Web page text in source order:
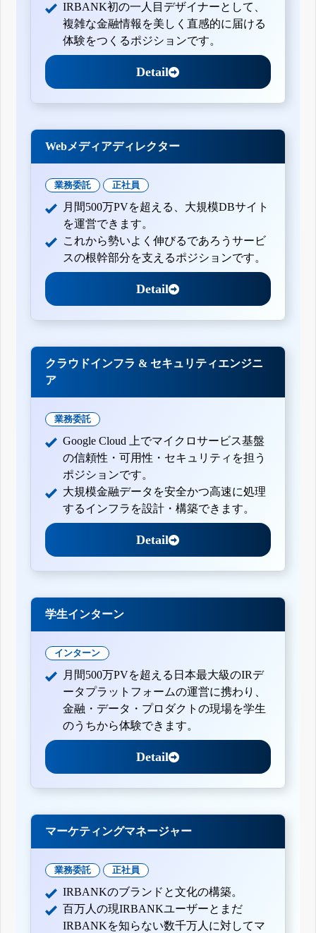
IRBANK初の一人目デザイナーとして、
複雑な金融情報を美しく直感的に届ける
体験をつくるポジションです。
Detail
Webメディアディレクター
業務委託 正社員
月間500万PVを超える、大規模DBサイト
を運営できます。
これから勢いよく伸びるであろうサービ
スの根幹部分を支えるポジションです。
Detail
クラウドインフラ & セキュリティエンジニ
ア
業務委託
Google Cloud 上でマイクロサービス基盤
の信頼性・可用性・セキュリティを担う
ポジションです。
大規模金融データを安全かつ高速に処理
するインフラを設計・構築できます。
Detail
学生インターン
インターン
月間500万PVを超える日本最大級のIRデ
ータプラットフォームの運営に携わり、
金融・データ・プロダクトの現場を学生
のうちから体験できます。
Detail
マーケティングマネージャー
業務委託 正社員
IRBANKのブランドと文化の構築。
百万人の現IRBANKユーザーとまだ
IRBANKを知らない数千万人に対してマ